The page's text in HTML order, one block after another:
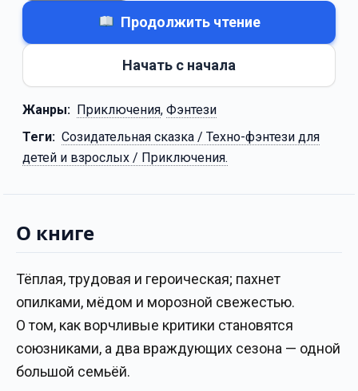
Продолжить чтение
Начать с начала
Жанры: Приключения, Фэнтези
Теги: Созидательная сказка / Техно-фэнтези для
детей и взрослых / Приключения.
О книге
Тёплая, трудовая и героическая; пахнет
опилками, мёдом и морозной свежестью.
О том, как ворчливые критики становятся
союзниками, а два враждующих сезона — одной
большой семьёй.